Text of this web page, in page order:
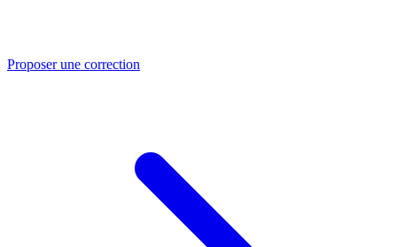
Proposer une correction